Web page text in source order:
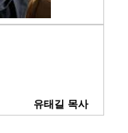
유태길 목사